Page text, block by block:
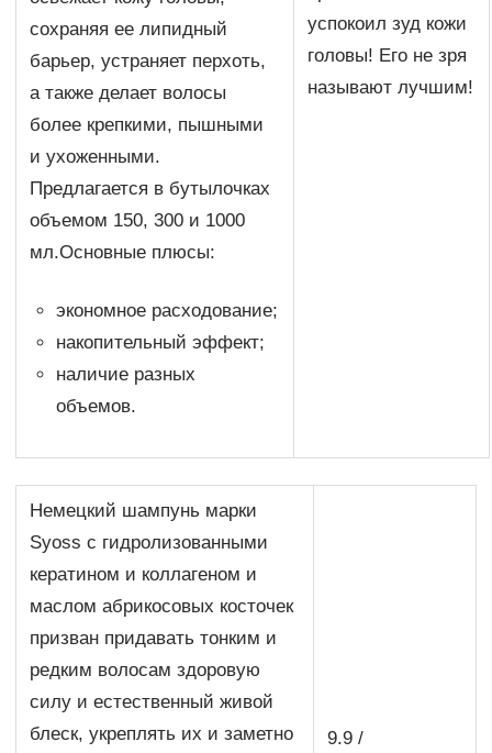
сохраняя ее липидный
барьер, устраняет перхоть,
а также делает волосы
более крепкими, пышными
и ухоженными.
Предлагается в бутылочках
объемом 150, 300 и 1000
мл.Основные плюсы:
экономное расходование;
накопительный эффект;
наличие разных
объемов.
успокоил зуд кожи
головы! Его не зря
называют лучшим!
Немецкий шампунь марки
Syoss с гидролизованными
кератином и коллагеном и
маслом абрикосовых косточек
призван придавать тонким и
редким волосам здоровую
силу и естественный живой
блеск, укреплять их и заметно
9.9 /